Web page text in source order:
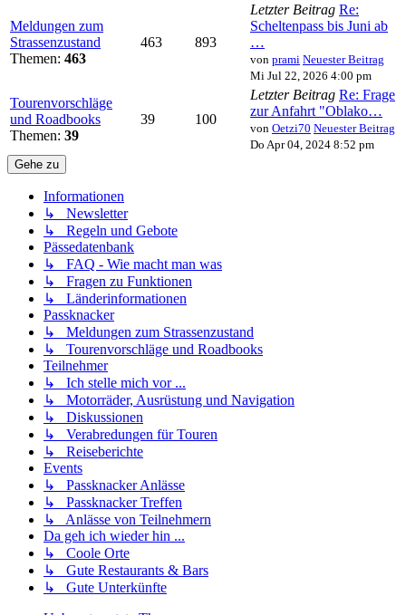
Meldungen zum
Strassenzustand
Themen: 463
463 893
Letzter Beitrag Re:
Scheltenpass bis Juni ab
…
von prami Neuester Beitrag
Mi Jul 22, 2026 4:00 pm
Tourenvorschläge
und Roadbooks
Themen: 39
39 100
Letzter Beitrag Re: Frage
zur Anfahrt "Oblako…
von Oetzi70 Neuester Beitrag
Do Apr 04, 2024 8:52 pm
Gehe zu
Informationen
↳ Newsletter
↳ Regeln und Gebote
Pässedatenbank
↳ FAQ - Wie macht man was
↳ Fragen zu Funktionen
↳ Länderinformationen
Passknacker
↳ Meldungen zum Strassenzustand
↳ Tourenvorschläge und Roadbooks
Teilnehmer
↳ Ich stelle mich vor ...
↳ Motorräder, Ausrüstung und Navigation
↳ Diskussionen
↳ Verabredungen für Touren
↳ Reiseberichte
Events
↳ Passknacker Anlässe
↳ Passknacker Treffen
↳ Anlässe von Teilnehmern
Da geh ich wieder hin ...
↳ Coole Orte
↳ Gute Restaurants & Bars
↳ Gute Unterkünfte